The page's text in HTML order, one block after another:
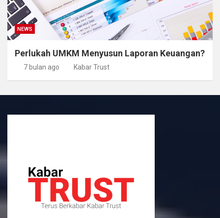
NEWS
Perlukah UMKM Menyusun Laporan Keuangan?
7 bulan ago Kabar Trust